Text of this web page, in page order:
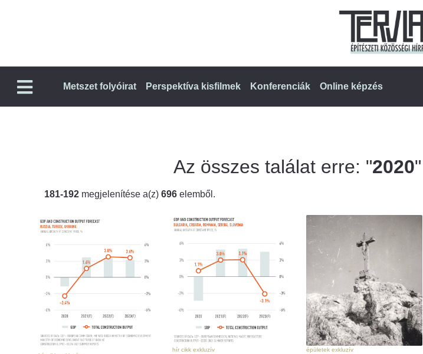
Metszet folyóirat Perspektíva kisfilmek Konferenciák Online képzés
Az összes találat erre: "2020"
181-192 megjelenítése a(z) 696 elemből.
hír cikk exkluzív épületek exkluzív